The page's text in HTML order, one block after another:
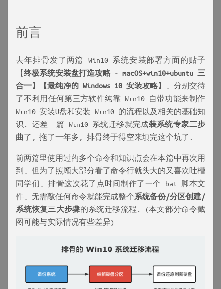
前言
去年排骨发了两篇 Win10 系统安装部署方面的贴子
【终极系统安装盘打造攻略 - macOS+win10+ubuntu 三
合一】【最纯净的 Windows 10 安装攻略】
, 分别交待
了不利用任何第三方软件纯靠 Win10 自带功能来制作
Win10 安装U盘和安装 Win10 的流程以及相关的基础知
识. 还差一篇 Win10 系统迁移就完成装系统专家三步
曲了, 拖了一年多, 排骨终于得空来填完这个坑了.
前两篇里使用过的多个命令和知识点会在本篇中再次用
到, 但为了照顾大部分看了命令行就头大的又喜欢吐槽
同学们, 排骨这次花了点时间制作了一个 bat 脚本文
件, 无需敲任何命令就能完成整个系统备份/分区创建/
系统恢复三大步骤的系统迁移流程. (本文部分命令截
图可能与实际情况有些差异)